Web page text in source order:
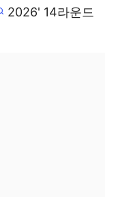
2026' 14라운드